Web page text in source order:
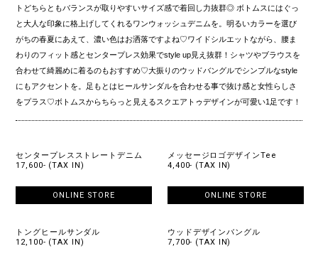
トどちらともバランスが取りやすいサイズ感で着回し力抜群◎ ボトムスにはぐっ
と大人な印象に格上げしてくれるワンウォッシュデニムを。明るいカラーを選び
がちの春夏にあえて、濃い色はお洒落ですよね♡ワイドシルエットながら、腰ま
わりのフィット感とセンタープレス効果でstyle up見え抜群！シャツやブラウスを
合わせて綺麗めに着るのもおすすめ♡大振りのウッドバングルでシンプルなstyle
にもアクセントを。足もとはヒールサンダルを合わせる事で抜け感と女性らしさ
をプラス♡ボトムスからちらっと見えるスクエアトゥデザインが可愛い1足です！
センタープレスストレートデニム
17,600- (TAX IN)
ONLINE STORE
メッセージロゴデザインTee
4,400- (TAX IN)
ONLINE STORE
トングヒールサンダル
12,100- (TAX IN)
ウッドデザインバングル
7,700- (TAX IN)